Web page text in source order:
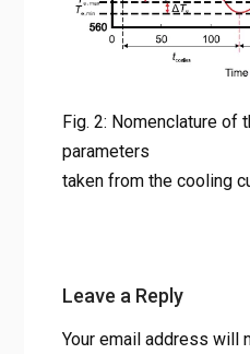
Fig. 2: Nomenclature of
parameters
taken from the cooling
Leave a Reply
Your email address will